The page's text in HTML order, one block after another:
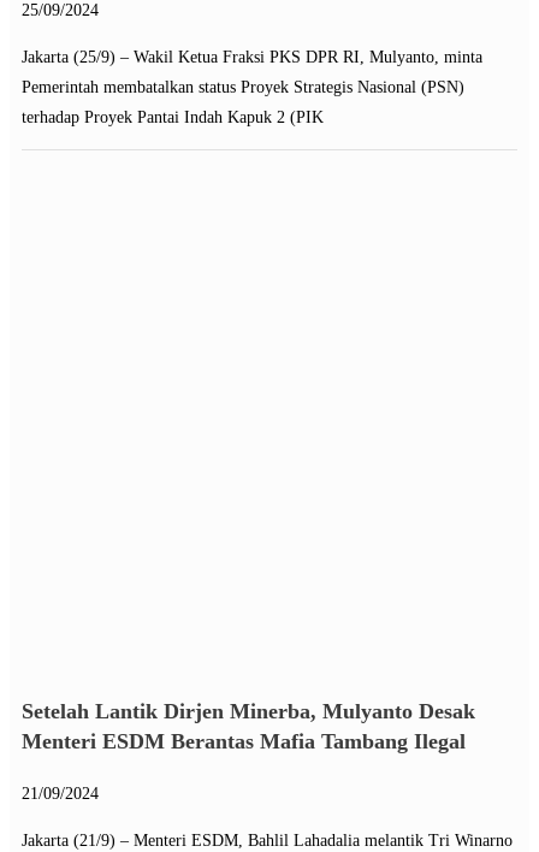
25/09/2024
Jakarta (25/9) – Wakil Ketua Fraksi PKS DPR RI, Mulyanto, minta
Pemerintah membatalkan status Proyek Strategis Nasional (PSN)
terhadap Proyek Pantai Indah Kapuk 2 (PIK
Setelah Lantik Dirjen Minerba, Mulyanto Desak
Menteri ESDM Berantas Mafia Tambang Ilegal
21/09/2024
Jakarta (21/9) – Menteri ESDM, Bahlil Lahadalia melantik Tri Winarno